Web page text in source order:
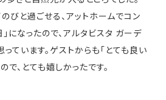
びと過ごせる、アットホームでコン
になったので、アルタビスタ ガーデ
ています。ゲストからも「とても良い
で、とても嬉しかったです。